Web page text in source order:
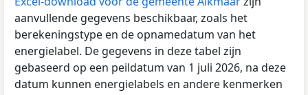
aanvullende gegevens beschikbaar, zoals het
berekeningstype en de opnamedatum van het
energielabel. De gegevens in deze tabel zijn
gebaseerd op een peildatum van 1 juli 2026, na deze
datum kunnen energielabels en andere kenmerken